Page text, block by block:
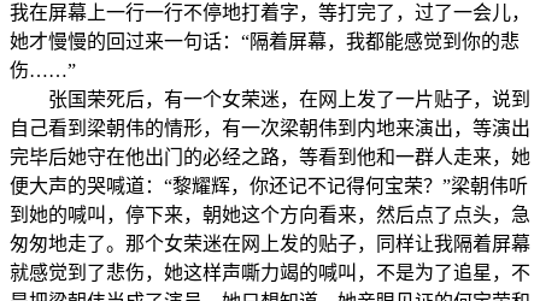
我在屏幕上一行一行不停地打着字，等打完了，过了一会儿，
她才慢慢的回过来一句话：“隔着屏幕，我都能感觉到你的悲
伤……”
张国荣死后，有一个女荣迷，在网上发了一片贴子，说到
自己看到梁朝伟的情形，有一次梁朝伟到内地来演出，等演出
完毕后她守在他出门的必经之路，等看到他和一群人走来，她
便大声的哭喊道：“黎耀辉，你还记不记得何宝荣？”梁朝伟听
到她的喊叫，停下来，朝她这个方向看来，然后点了点头，急
匆匆地走了。那个女荣迷在网上发的贴子，同样让我隔着屏幕
就感觉到了悲伤，她这样声嘶力竭的喊叫，不是为了追星，不